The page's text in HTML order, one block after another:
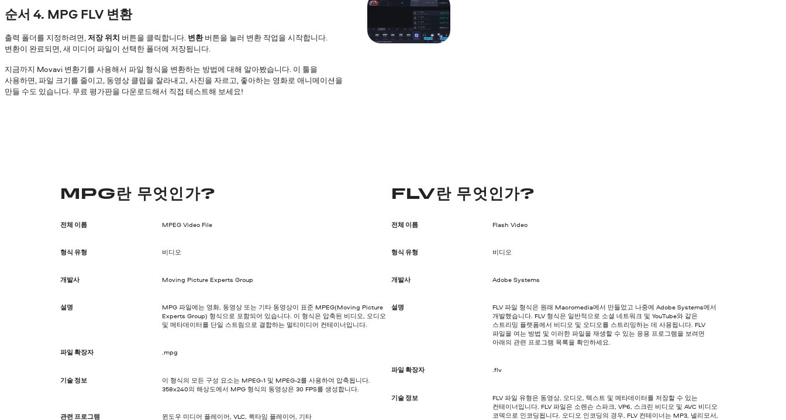
순서 4. MPG FLV 변환
출력 폴더를 지정하려면, 저장 위치 버튼을 클릭합니다. 변환버튼을 눌러 변환 작업을 시작합니다.
변환이 완료되면, 새 미디어 파일이 선택한 폴더에 저장됩니다.
지금까지 Movavi 변환기를 사용해서 파일 형식을 변환하는 방법에 대해 알아봤습니다. 이 툴을
사용하면, 파일 크기를 줄이고, 동영상 클립을 잘라내고, 사진을 자르고, 좋아하는 영화로 애니메이션을
만들 수도 있습니다. 무료 평가판을 다운로드해서 직접 테스트해 보세요!
MPG란 무엇인가?
전체 이름 MPEG Video File
형식 유형 비디오
개발사 Moving Picture Experts Group
설명
MPG 파일에는 영화, 동영상 또는 기타 동영상이 표준 MPEG(Moving Picture
Experts Group) 형식으로 포함되어 있습니다. 이 형식은 압축된 비디오, 오디오
및 메타데이터를 단일 스트림으로 결합하는 멀티미디어 컨테이너입니다.
파일 확장자 .mpg
기술 정보
이 형식의 모든 구성 요소는 MPEG-1 및 MPEG-2를 사용하여 압축됩니다.
358x240의 해상도에서 MPG 형식의 동영상은 30 FPS를 생성합니다.
관련 프로그램 윈도우 미디어 플레이어, VLC, 퀵타임 플레이어, 기타
FLV란 무엇인가?
전체 이름 Flash Video
형식 유형 비디오
개발사 Adobe Systems
설명
FLV 파일 형식은 원래 Macromedia에서 만들었고 나중에 Adobe Systems에서
개발했습니다. FLV 형식은 일반적으로 소셜 네트워크 및 YouTube와 같은
스트리밍 플랫폼에서 비디오 및 오디오를 스트리밍하는 데 사용됩니다. FLV
파일을 여는 방법 및 이러한 파일을 재생할 수 있는 응용 프로그램을 보려면
아래의 관련 프로그램 목록을 확인하세요.
파일 확장자 .flv
기술 정보
FLV 파일 유형은 동영상, 오디오, 텍스트 및 메타데이터를 저장할 수 있는
컨테이너입니다. FLV 파일은 소렌슨 스파크, VP6, 스크린 비디오 및 AVC 비디오
코덱으로 인코딩됩니다. 오디오 인코딩의 경우, FLV 컨테이너는 MP3, 넬리모서,